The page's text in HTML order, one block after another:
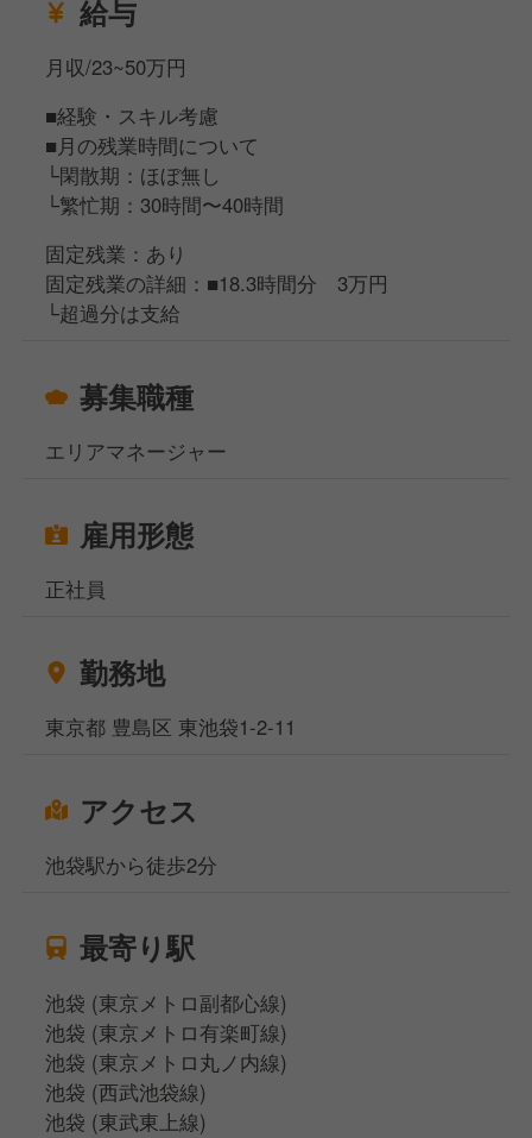
ていきましょう！
給与
月収/23~50万円
■経験・スキル考慮
■月の残業時間について
└閑散期：ほぼ無し
└繁忙期：30時間〜40時間
固定残業：あり
固定残業の詳細：■18.3時間分 3万円
└超過分は支給
募集職種
エリアマネージャー
雇用形態
正社員
勤務地
東京都 豊島区 東池袋1-2-11
アクセス
池袋駅から徒歩2分
最寄り駅
池袋 (東京メトロ副都心線)
池袋 (東京メトロ有楽町線)
池袋 (東京メトロ丸ノ内線)
池袋 (西武池袋線)
池袋 (東武東上線)